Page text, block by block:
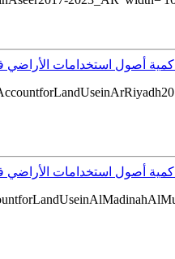
أصول استخدامات الأراضي في
أصول استخدامات الأراضي في